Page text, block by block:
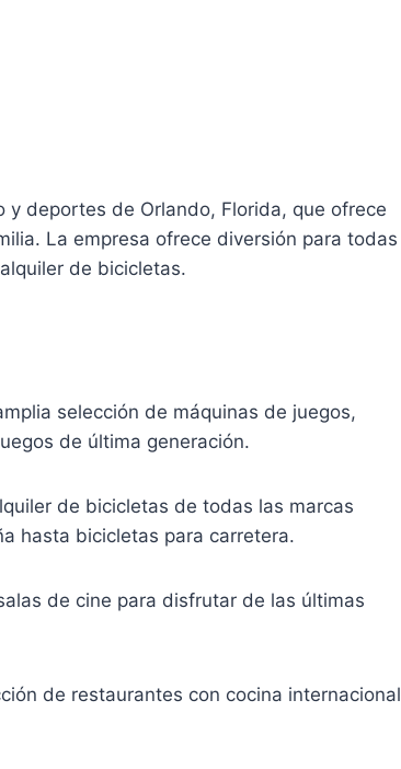
deportes de Orlando, Florida, que ofrece
La empresa ofrece diversión para todas
de bicicletas.
selección de máquinas de juegos,
de última generación.
de bicicletas de todas las marcas
hasta bicicletas para carretera.
de cine para disfrutar de las últimas
de restaurantes con cocina internacional